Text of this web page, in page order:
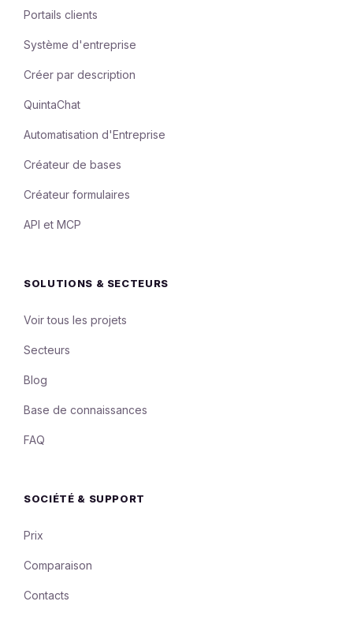
Portails clients
Système d'entreprise
Créer par description
QuintaChat
Automatisation d'Entreprise
Créateur de bases
Créateur formulaires
API et MCP
SOLUTIONS & SECTEURS
Voir tous les projets
Secteurs
Blog
Base de connaissances
FAQ
SOCIÉTÉ & SUPPORT
Prix
Comparaison
Contacts